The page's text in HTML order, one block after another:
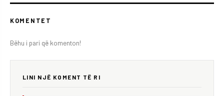
KOMENTET
Bëhu i pari që komenton!
LINI NJË KOMENT TË RI